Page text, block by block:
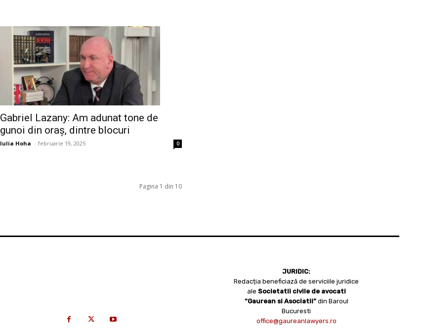
Gabriel Lazany: Am adunat tone de
gunoi din oraș, dintre blocuri
Iulia Hoha - februarie 19, 2025 0
Pagina 1 din 10
JURIDIC:
Redacția beneficiază de serviciile juridice
ale Societatii civile de avocati
“Gaurean si Asociatii” din Baroul
Bucuresti
office@gaureanlawyers.ro